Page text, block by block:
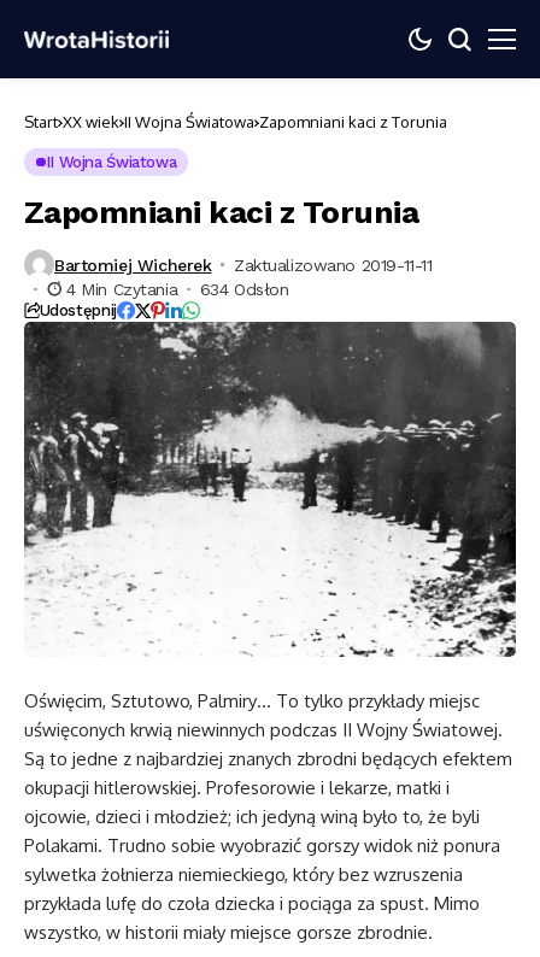
Start XX wiek II Wojna Światowa Zapomniani kaci z Torunia
II Wojna Światowa
Zapomniani kaci z Torunia
Bartomiej Wicherek
Zaktualizowano 2019-11-11
4 Min Czytania
634 Odsłon
Udostępnij
Oświęcim, Sztutowo, Palmiry… To tylko przykłady miejsc
uświęconych krwią niewinnych podczas II Wojny Światowej.
Są to jedne z najbardziej znanych zbrodni będących efektem
okupacji hitlerowskiej. Profesorowie i lekarze, matki i
ojcowie, dzieci i młodzież; ich jedyną winą było to, że byli
Polakami. Trudno sobie wyobrazić gorszy widok niż ponura
sylwetka żołnierza niemieckiego, który bez wzruszenia
przykłada lufę do czoła dziecka i pociąga za spust. Mimo
wszystko, w historii miały miejsce gorsze zbrodnie.